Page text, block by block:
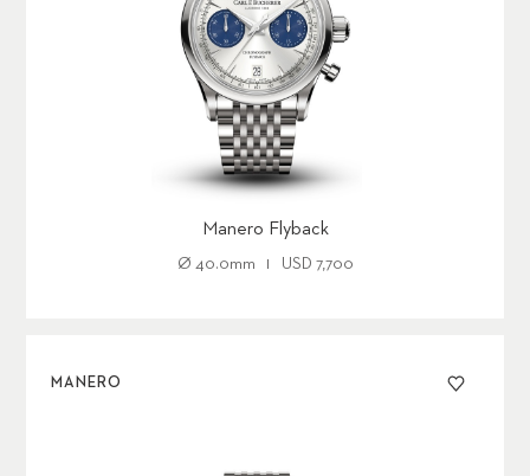
Manero Flyback
Ø 40.0mm USD 7,700
MANERO